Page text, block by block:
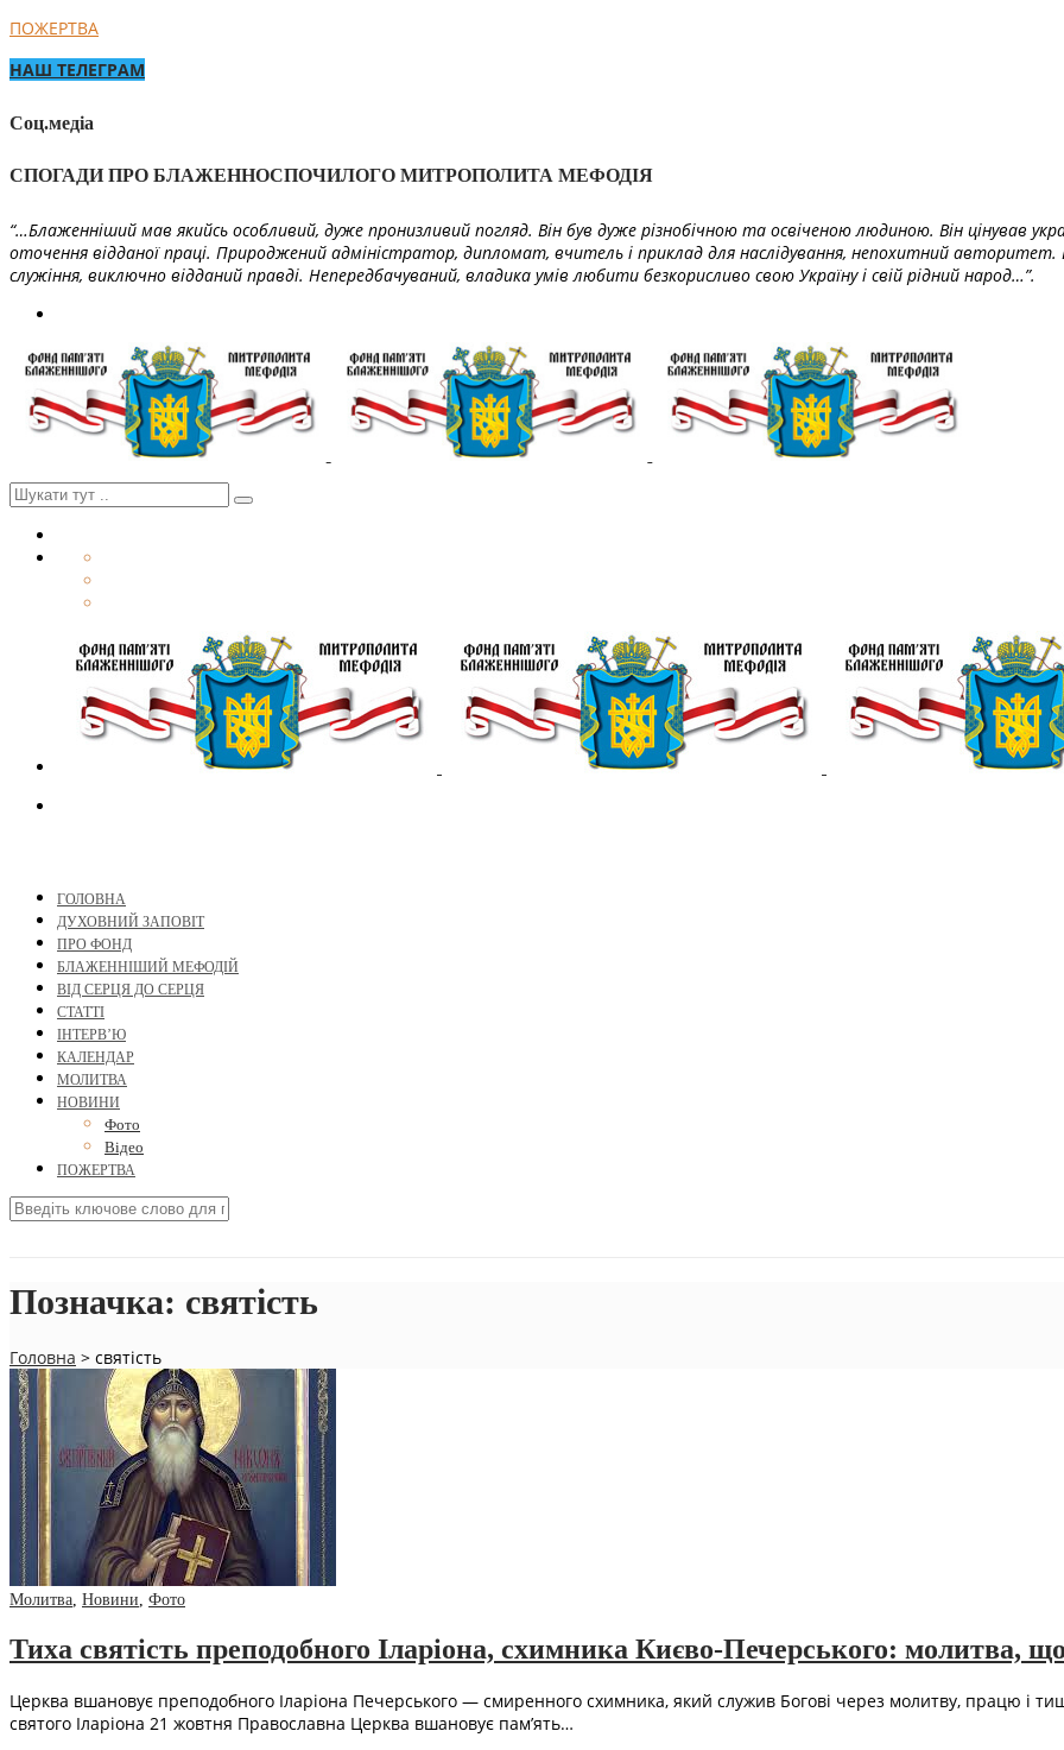
ПОЖЕРТВА
НАШ ТЕЛЕГРАМ
Соц.медіа
СПОГАДИ ПРО БЛАЖЕННОСПОЧИЛОГО МИТРОПОЛИТА МЕФОДІЯ
“…Блаженніший мав якийсь особливий, дуже пронизливий погляд. Він був дуже різнобічною та освіченою людиною. Він цінував
оточення відданої праці. Природжений адміністратор, дипломат, вчитель і приклад для наслідування, непохитний
служіння, виключно відданий правді. Непередбачуваний, владика умів любити безкорисливо свою Україну і свій рідний народ…”.
ГОЛОВНА
ДУХОВНИЙ ЗАПОВІТ
ПРО ФОНД
БЛАЖЕННІШИЙ МЕФОДІЙ
ВІД СЕРЦЯ ДО СЕРЦЯ
СТАТТІ
ІНТЕРВ’Ю
КАЛЕНДАР
МОЛИТВА
НОВИНИ
Фото
Відео
ПОЖЕРТВА
Позначка: святість
Головна > святість
Молитва, Новини, Фото
Тиха святість преподобного Іларіона, схимника Києво-Печерського: молитва, що
Церква вшановує преподобного Іларіона Печерського — смиренного схимника, який служив Богові через молитву, працю і
святого Іларіона 21 жовтня Православна Церква вшановує пам’ять…